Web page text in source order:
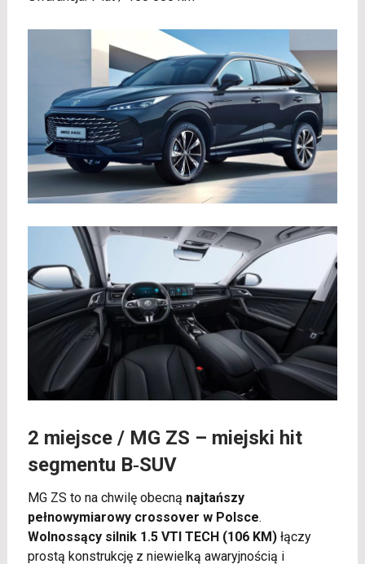
2 miejsce / MG ZS – miejski hit
segmentu B‑SUV
MG ZS to na chwilę obecną najtańszy
pełnowymiarowy crossover w Polsce.
Wolnossący silnik 1.5 VTI TECH (106 KM)łączy
prostą konstrukcję z niewielką awaryjnością i